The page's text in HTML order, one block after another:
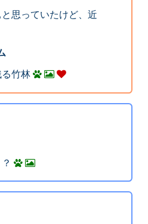
思っていたけど、近
竹林